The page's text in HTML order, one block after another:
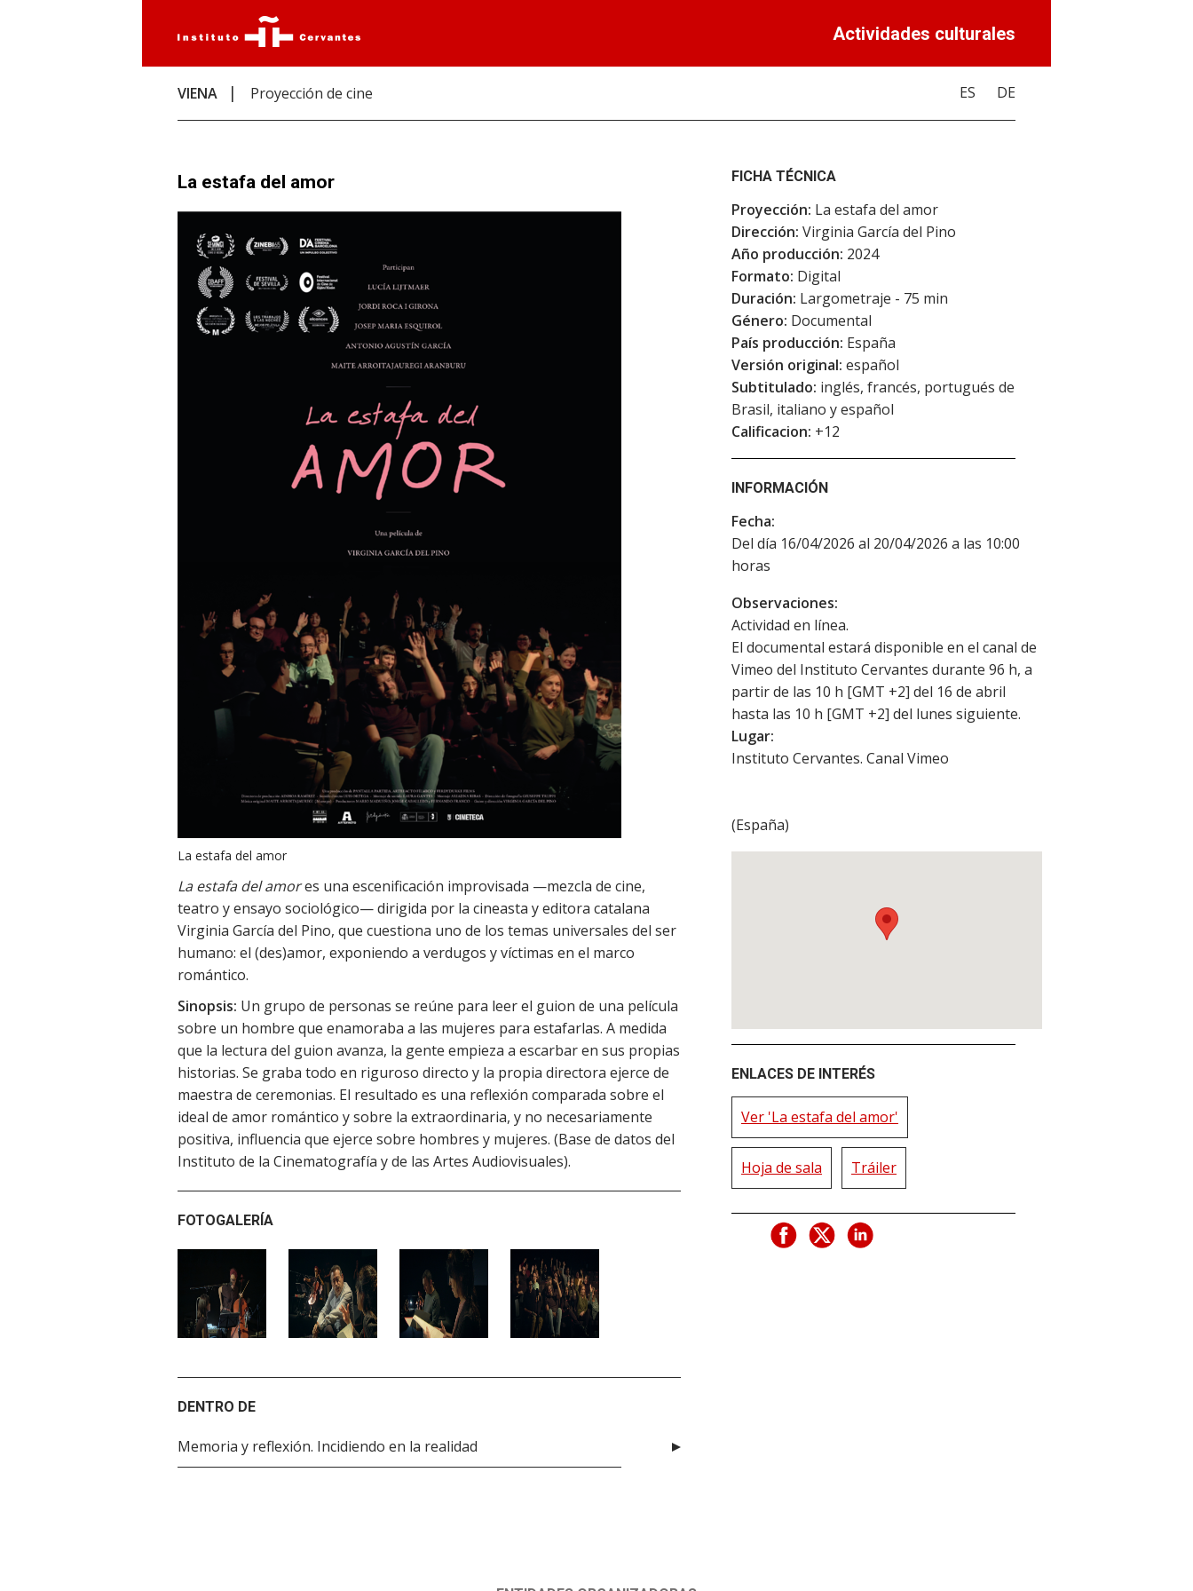
Actividades culturales
VIENA Proyección de cine ES DE
La estafa del amor
La estafa del amor
La estafa del amores una escenificación improvisada —mezcla de cine,
teatro y ensayo sociológico— dirigida por la cineasta y editora catalana
Virginia García del Pino, que cuestiona uno de los temas universales del ser
humano: el (des)amor, exponiendo a verdugos y víctimas en el marco
romántico.
Sinopsis: Un grupo de personas se reúne para leer el guion de una película
sobre un hombre que enamoraba a las mujeres para estafarlas. A medida
que la lectura del guion avanza, la gente empieza a escarbar en sus propias
historias. Se graba todo en riguroso directo y la propia directora ejerce de
maestra de ceremonias. El resultado es una reflexión comparada sobre el
ideal de amor romántico y sobre la extraordinaria, y no necesariamente
positiva, influencia que ejerce sobre hombres y mujeres. (Base de datos del
Instituto de la Cinematografía y de las Artes Audiovisuales).
FOTOGALERÍA
DENTRO DE
Memoria y reflexión. Incidiendo en la realidad
FICHA TÉCNICA
Proyección: La estafa del amor
Dirección: Virginia García del Pino
Año producción: 2024
Formato: Digital
Duración: Largometraje - 75 min
Género: Documental
País producción: España
Versión original: español
Subtitulado: inglés, francés, portugués de
Brasil, italiano y español
Calificacion: +12
INFORMACIÓN
Fecha:
Del día 16/04/2026 al 20/04/2026 a las 10:00
horas
Observaciones:
Actividad en línea.
El documental estará disponible en el canal de
Vimeo del Instituto Cervantes durante 96 h, a
partir de las 10 h [GMT +2] del 16 de abril
hasta las 10 h [GMT +2] del lunes siguiente.
Lugar:
Instituto Cervantes. Canal Vimeo
(España)
ENLACES DE INTERÉS
Ver 'La estafa del amor'
Hoja de sala Tráiler